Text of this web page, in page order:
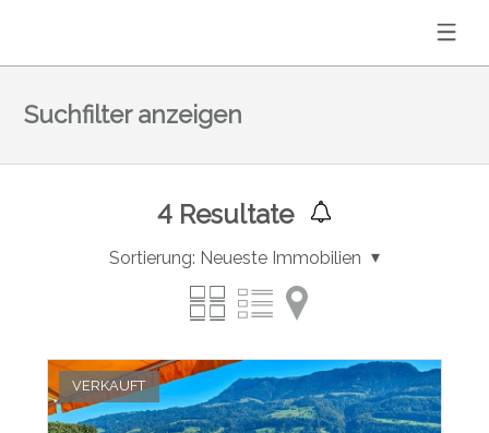
Suchfilter anzeigen
4Resultate
Sortierung: Neueste Immobilien
VERKAUFT